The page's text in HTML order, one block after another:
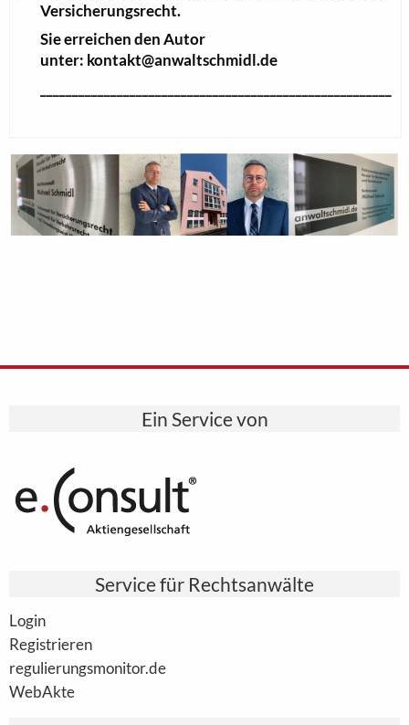
Versicherungsrecht.
Sie erreichen den Autor
unter: kontakt@anwaltschmidl.de
Ein Service von
Service für Rechtsanwälte
Login
Registrieren
regulierungsmonitor.de
WebAkte